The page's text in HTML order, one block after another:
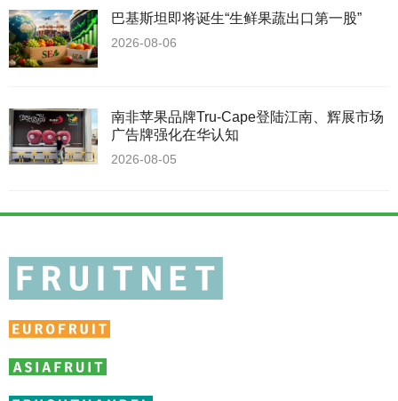
巴基斯坦即将诞生“生鲜果蔬出口第一股”
2026-08-06
南非苹果品牌Tru-Cape登陆江南、辉展市场
广告牌强化在华认知
2026-08-05